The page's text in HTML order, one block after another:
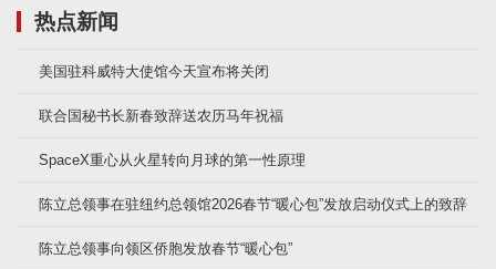
热点新闻
美国驻科威特大使馆今天宣布将关闭
联合国秘书长新春致辞送农历马年祝福
SpaceX重心从火星转向月球的第一性原理
陈立总领事在驻纽约总领馆2026春节“暖心包”发放启动仪式上的致辞
陈立总领事向领区侨胞发放春节“暖心包”